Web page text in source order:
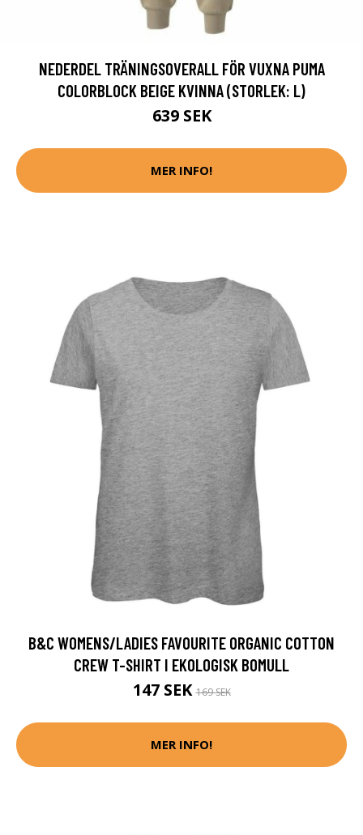
NEDERDEL TRÄNINGSOVERALL FÖR VUXNA PUMA
COLORBLOCK BEIGE KVINNA (STORLEK: L)
639 SEK
MER INFO!
B&C WOMENS/LADIES FAVOURITE ORGANIC COTTON
CREW T-SHIRT I EKOLOGISK BOMULL
147 SEK169 SEK
MER INFO!